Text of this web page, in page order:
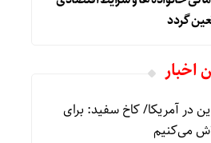
گردد
اخبار
در آمریکا/ کاخ سفید: برای
می‌کنیم